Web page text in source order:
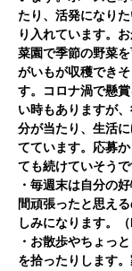
たり、活発になり
り入れています。
菜園で季節の野菜
がいもが収穫でき
す。コロナ渦で懸
い時もありますが
分が当たり、生活
てています。応募
ても続けていそうで
・毎週末は自分の
間頑張ったと思え
しみになります。（I
・お散歩やちょっ
を拾ったりします